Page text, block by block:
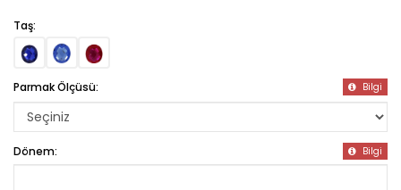
Taş:
Parmak Ölçüsü: Bilgi
Dönem: Bilgi